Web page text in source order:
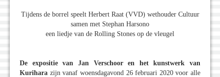
Tijdens de borrel speelt Herbert Raat (VVD) wethouder Cultuur
samen met Stephan Harsono
een liedje van de Rolling Stones op de vleugel
De expositie van Jan Verschoor en het kunstwerk van
Kurihara zijn vanaf woensdagavond 26 februari 2020 voor alle